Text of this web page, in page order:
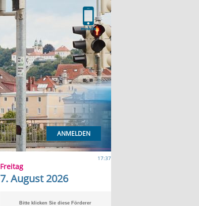
ANMELDEN
17:37
Freitag
7. August 2026
Bitte klicken Sie diese Förderer